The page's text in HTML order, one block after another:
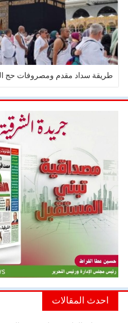
طريقة سداد مقدم ومصروفات حج
احدث المقالات